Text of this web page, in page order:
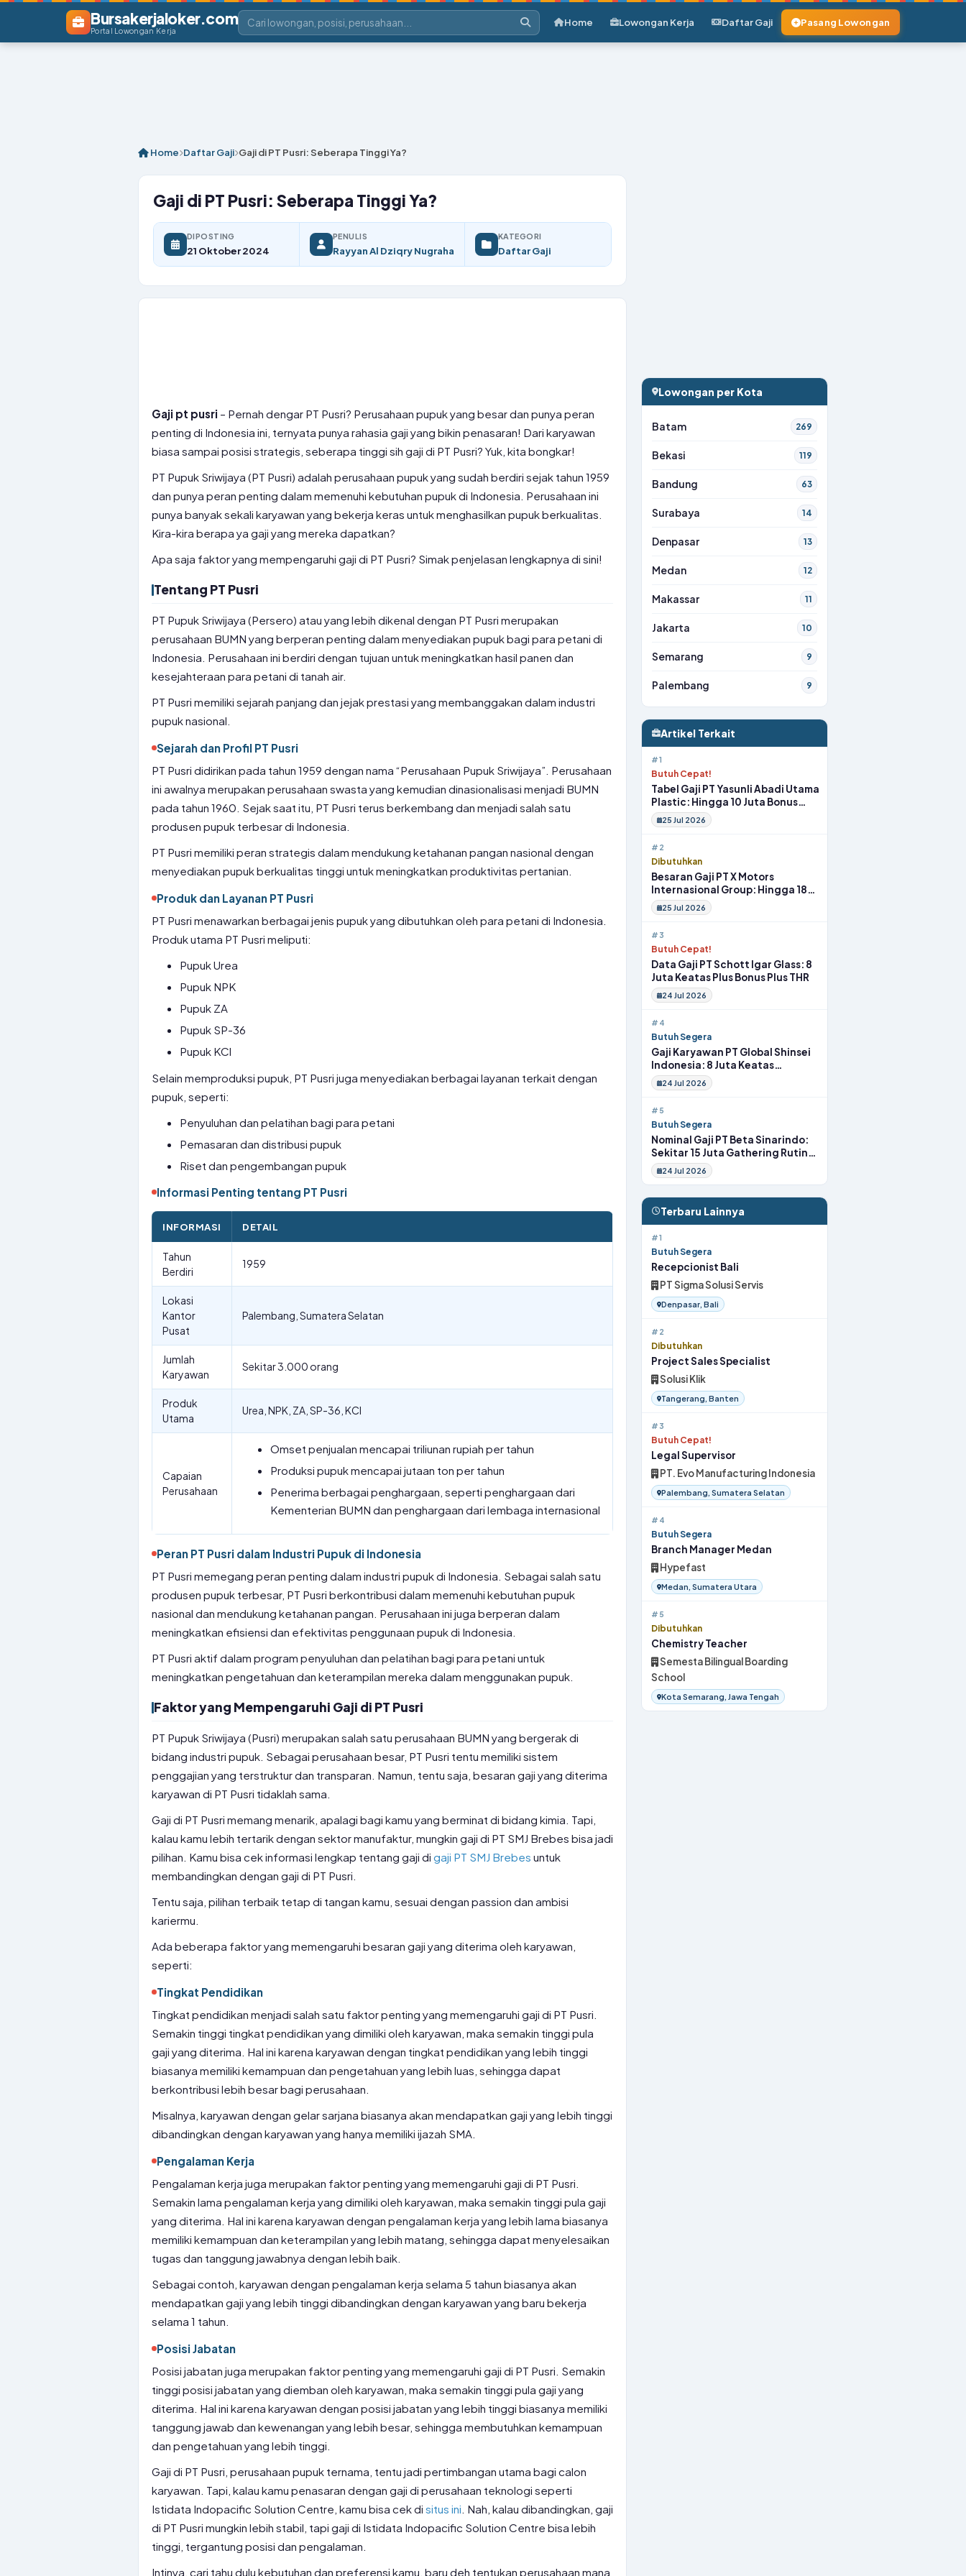
Bursakerjaloker.com
Portal Lowongan Kerja
Home Lowongan Kerja Daftar Gaji Pasang Lowongan
Home Daftar Gaji Gaji di PT Pusri: Seberapa Tinggi Ya?
Gaji di PT Pusri: Seberapa Tinggi Ya?
DIPOSTING
21 Oktober 2024
PENULIS
Rayyan Al Dziqry Nugraha
KATEGORI
Daftar Gaji
Gaji pt pusri – Pernah dengar PT Pusri? Perusahaan pupuk yang besar dan punya peran
penting di Indonesia ini, ternyata punya rahasia gaji yang bikin penasaran! Dari karyawan
biasa sampai posisi strategis, seberapa tinggi sih gaji di PT Pusri? Yuk, kita bongkar!
PT Pupuk Sriwijaya (PT Pusri) adalah perusahaan pupuk yang sudah berdiri sejak tahun 1959
dan punya peran penting dalam memenuhi kebutuhan pupuk di Indonesia. Perusahaan ini
punya banyak sekali karyawan yang bekerja keras untuk menghasilkan pupuk berkualitas.
Kira-kira berapa ya gaji yang mereka dapatkan?
Apa saja faktor yang mempengaruhi gaji di PT Pusri? Simak penjelasan lengkapnya di sini!
Tentang PT Pusri
PT Pupuk Sriwijaya (Persero) atau yang lebih dikenal dengan PT Pusri merupakan
perusahaan BUMN yang berperan penting dalam menyediakan pupuk bagi para petani di
Indonesia. Perusahaan ini berdiri dengan tujuan untuk meningkatkan hasil panen dan
kesejahteraan para petani di tanah air.
PT Pusri memiliki sejarah panjang dan jejak prestasi yang membanggakan dalam industri
pupuk nasional.
Sejarah dan Profil PT Pusri
PT Pusri didirikan pada tahun 1959 dengan nama “Perusahaan Pupuk Sriwijaya”. Perusahaan
ini awalnya merupakan perusahaan swasta yang kemudian dinasionalisasi menjadi BUMN
pada tahun 1960. Sejak saat itu, PT Pusri terus berkembang dan menjadi salah satu
produsen pupuk terbesar di Indonesia.
PT Pusri memiliki peran strategis dalam mendukung ketahanan pangan nasional dengan
menyediakan pupuk berkualitas tinggi untuk meningkatkan produktivitas pertanian.
Produk dan Layanan PT Pusri
PT Pusri menawarkan berbagai jenis pupuk yang dibutuhkan oleh para petani di Indonesia.
Produk utama PT Pusri meliputi:
Pupuk Urea
Pupuk NPK
Pupuk ZA
Pupuk SP-36
Pupuk KCl
Selain memproduksi pupuk, PT Pusri juga menyediakan berbagai layanan terkait dengan
pupuk, seperti:
Penyuluhan dan pelatihan bagi para petani
Pemasaran dan distribusi pupuk
Riset dan pengembangan pupuk
Informasi Penting tentang PT Pusri
INFORMASI DETAIL
Tahun
Berdiri
1959
Lokasi
Kantor
Pusat
Palembang, Sumatera Selatan
Jumlah
Karyawan
Sekitar 3.000 orang
Produk
Utama
Urea, NPK, ZA, SP-36, KCl
Capaian
Perusahaan
Omset penjualan mencapai triliunan rupiah per tahun
Produksi pupuk mencapai jutaan ton per tahun
Penerima berbagai penghargaan, seperti penghargaan dari
Kementerian BUMN dan penghargaan dari lembaga internasional
Peran PT Pusri dalam Industri Pupuk di Indonesia
PT Pusri memegang peran penting dalam industri pupuk di Indonesia. Sebagai salah satu
produsen pupuk terbesar, PT Pusri berkontribusi dalam memenuhi kebutuhan pupuk
nasional dan mendukung ketahanan pangan. Perusahaan ini juga berperan dalam
meningkatkan efisiensi dan efektivitas penggunaan pupuk di Indonesia.
PT Pusri aktif dalam program penyuluhan dan pelatihan bagi para petani untuk
meningkatkan pengetahuan dan keterampilan mereka dalam menggunakan pupuk.
Faktor yang Mempengaruhi Gaji di PT Pusri
PT Pupuk Sriwijaya (Pusri) merupakan salah satu perusahaan BUMN yang bergerak di
bidang industri pupuk. Sebagai perusahaan besar, PT Pusri tentu memiliki sistem
penggajian yang terstruktur dan transparan. Namun, tentu saja, besaran gaji yang diterima
karyawan di PT Pusri tidaklah sama.
Gaji di PT Pusri memang menarik, apalagi bagi kamu yang berminat di bidang kimia. Tapi,
kalau kamu lebih tertarik dengan sektor manufaktur, mungkin gaji di PT SMJ Brebes bisa jadi
pilihan. Kamu bisa cek informasi lengkap tentang gaji di gaji PT SMJ Brebes untuk
membandingkan dengan gaji di PT Pusri.
Tentu saja, pilihan terbaik tetap di tangan kamu, sesuai dengan passion dan ambisi
kariermu.
Ada beberapa faktor yang memengaruhi besaran gaji yang diterima oleh karyawan,
seperti:
Tingkat Pendidikan
Tingkat pendidikan menjadi salah satu faktor penting yang memengaruhi gaji di PT Pusri.
Semakin tinggi tingkat pendidikan yang dimiliki oleh karyawan, maka semakin tinggi pula
gaji yang diterima. Hal ini karena karyawan dengan tingkat pendidikan yang lebih tinggi
biasanya memiliki kemampuan dan pengetahuan yang lebih luas, sehingga dapat
berkontribusi lebih besar bagi perusahaan.
Misalnya, karyawan dengan gelar sarjana biasanya akan mendapatkan gaji yang lebih tinggi
dibandingkan dengan karyawan yang hanya memiliki ijazah SMA.
Pengalaman Kerja
Pengalaman kerja juga merupakan faktor penting yang memengaruhi gaji di PT Pusri.
Semakin lama pengalaman kerja yang dimiliki oleh karyawan, maka semakin tinggi pula gaji
yang diterima. Hal ini karena karyawan dengan pengalaman kerja yang lebih lama biasanya
memiliki kemampuan dan keterampilan yang lebih matang, sehingga dapat menyelesaikan
tugas dan tanggung jawabnya dengan lebih baik.
Sebagai contoh, karyawan dengan pengalaman kerja selama 5 tahun biasanya akan
mendapatkan gaji yang lebih tinggi dibandingkan dengan karyawan yang baru bekerja
selama 1 tahun.
Posisi Jabatan
Posisi jabatan juga merupakan faktor penting yang memengaruhi gaji di PT Pusri. Semakin
tinggi posisi jabatan yang diemban oleh karyawan, maka semakin tinggi pula gaji yang
diterima. Hal ini karena karyawan dengan posisi jabatan yang lebih tinggi biasanya memiliki
tanggung jawab dan kewenangan yang lebih besar, sehingga membutuhkan kemampuan
dan pengetahuan yang lebih tinggi.
Gaji di PT Pusri, perusahaan pupuk ternama, tentu jadi pertimbangan utama bagi calon
karyawan. Tapi, kalau kamu penasaran dengan gaji di perusahaan teknologi seperti
Istidata Indopacific Solution Centre, kamu bisa cek di situs ini . Nah, kalau dibandingkan, gaji
di PT Pusri mungkin lebih stabil, tapi gaji di Istidata Indopacific Solution Centre bisa lebih
tinggi, tergantung posisi dan pengalaman.
Intinya, cari tahu dulu kebutuhan dan preferensi kamu, baru deh tentukan perusahaan mana
Lowongan per Kota
Batam 269
Bekasi 119
Bandung 63
Surabaya 14
Denpasar 13
Medan 12
Makassar 11
Jakarta 10
Semarang 9
Palembang 9
Artikel Terkait
#1
Butuh Cepat!
Tabel Gaji PT Yasunli Abadi Utama
Plastic: Hingga 10 Juta Bonus
Melimpah Lengkap Tunjangan
25 Jul 2026
#2
Dibutuhkan
Besaran Gaji PT X Motors
Internasional Group: Hingga 18
Juta Gym Membership Makan
Siang
25 Jul 2026
#3
Butuh Cepat!
Data Gaji PT Schott Igar Glass: 8
Juta Keatas Plus Bonus Plus THR
24 Jul 2026
#4
Butuh Segera
Gaji Karyawan PT Global Shinsei
Indonesia: 8 Juta Keatas
Tunjangan Komplit Uang
Transport
24 Jul 2026
#5
Butuh Segera
Nominal Gaji PT Beta Sinarindo:
Sekitar 15 Juta Gathering Rutin
Insentif Rutin
24 Jul 2026
Terbaru Lainnya
#1
Butuh Segera
Recepcionist Bali
PT Sigma Solusi Servis
Denpasar, Bali
#2
Dibutuhkan
Project Sales Specialist
Solusi Klik
Tangerang, Banten
#3
Butuh Cepat!
Legal Supervisor
PT. Evo Manufacturing Indonesia
Palembang, Sumatera Selatan
#4
Butuh Segera
Branch Manager Medan
Hypefast
Medan, Sumatera Utara
#5
Dibutuhkan
Chemistry Teacher
Semesta Bilingual Boarding
School
Kota Semarang, Jawa Tengah